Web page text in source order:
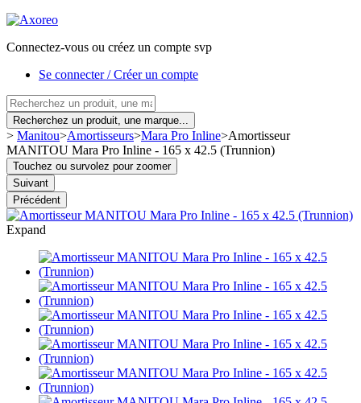
Connectez-vous ou créez un compte svp
Se connecter / Créer un compte
Recherchez un produit, une marque...
> Manitou>Amortisseurs>Mara Pro Inline>Amortisseur
MANITOU Mara Pro Inline - 165 x 42.5 (Trunnion)
Touchez ou survolez pour zoomer
Suivant
Précédent
Expand